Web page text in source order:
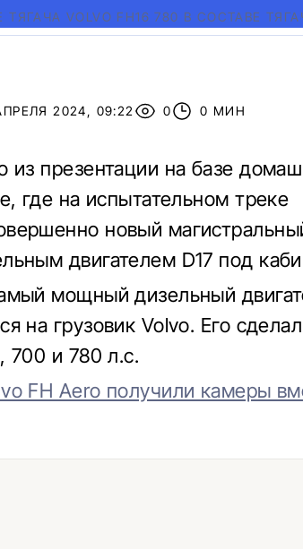
VOLVO FH16 780 В СОСТАВЕ
2024, 09:22 0 0 МИН
из презентации на базе
где на испытательном треке
новый
двигателем D17 под
мощный дизельный
на грузовик Volvo. Его
700 и 780 л.с.
FH Aero получили камеры